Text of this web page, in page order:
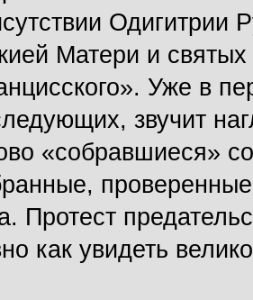
Одигитрии
Матери и
Уже в
звучит
«собравшиеся»
Протест
как увидеть